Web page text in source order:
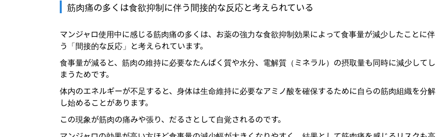
筋肉痛の多くは食欲抑制に伴う間接的な反応と考えられている
マンジャロ使用中に感じる筋肉痛の多くは、お薬の強力な食欲抑制効果によって食事量が減少したことに伴
う「間接的な反応」と考えられています。
食事量が減ると、筋肉の維持に必要なたんぱく質や水分、電解質（ミネラル）の摂取量も同時に減少してし
まうためです。
体内のエネルギーが不足すると、身体は生命維持に必要なアミノ酸を確保するために自らの筋肉組織を分解
し始めることがあります。
この現象が筋肉の痛みや張り、だるさとして自覚されるのです。